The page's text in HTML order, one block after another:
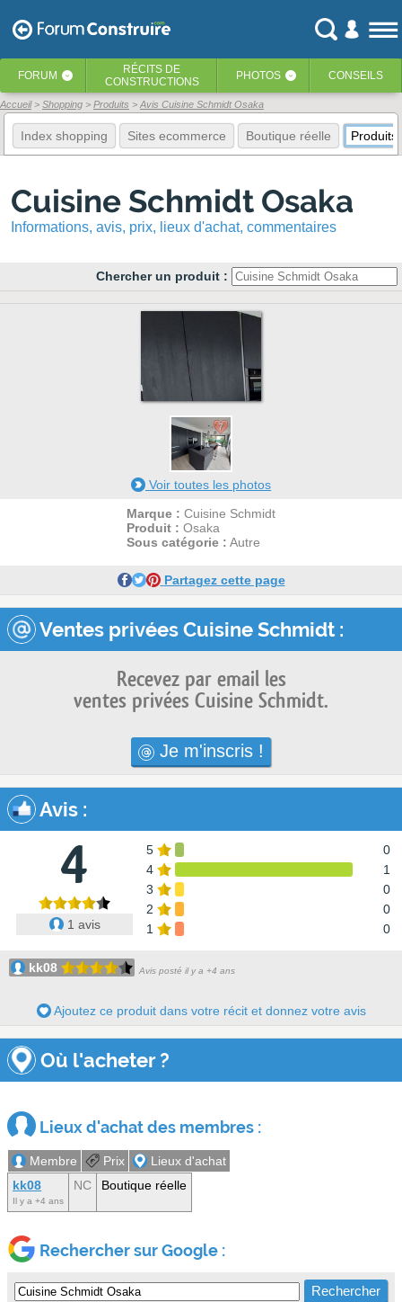
FORUM ‹ RÉCITS DE
CONSTRUCTIONS
PHOTOS ‹ CONSEILS
Accueil Shopping Produits Avis Cuisine Schmidt Osaka
Index shopping Sites ecommerce Boutique réelle Produits
Cuisine Schmidt Osaka
Informations, avis, prix, lieux d'achat, commentaires
Chercher un produit :
7
Voir toutes les photos
Marque : Cuisine Schmidt
Produit : Osaka
Sous catégorie : Autre
Partagez cette page
Ventes privées Cuisine Schmidt :
Recevez par email les
ventes privées Cuisine Schmidt.
Je m'inscris !
Avis :
4
1 avis
5
0
4
1
3
0
2
0
1
0
kk08 Avis posté il y a +4 ans
Ajoutez ce produit dans votre récit et donnez votre avis
Où l'acheter ?
Lieux d'achat des membres :
Membre Prix
Lieux d'achat
kk08
Il y a +4 ans
NC Boutique réelle
Rechercher sur Google :